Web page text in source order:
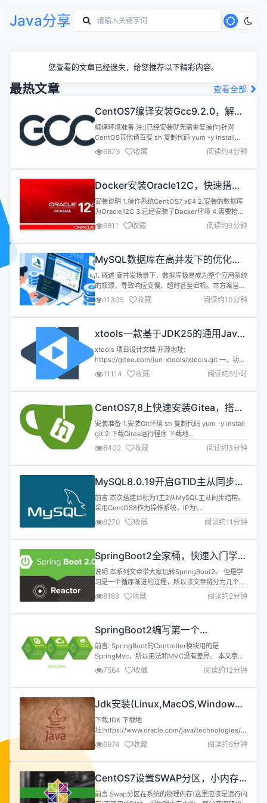
Java分享
您查看的文章已经迷失，给您推荐以下精彩内容。
最热文章 查看全部
CentOS7编译安装Gcc9.2.0，解决
mysql等软件编译问题
编译环境准备 注:(已经安装就无需重复操作)针对
CentOS其他请百度 sh 复制代码 yum -y install
bzip2 make gcc gcc-c++ 编译安装 1.下载源码
[gcc-9.2.0.tar.gz] 下载地
址:https://mirrors.cnnic.cn/gnu/gcc 2.解压到目录
6873 收藏 阅读约4分钟
Docker安装Oracle12C，快速搭建
Oracle学习环境
安装说明 1.操作系统CentOS7_x64 2.安装的数据库
为Oracle12C 3.已经安装了Docker环境 4.需要检查
是否有swap分区，如果没有请设置 安装 1.Docker安
装 镜像准备 sh 复制代码 docker pull
sath89/oracle-12c 启动镜像 sh 复制代码 docker
6811 收藏 阅读约3分钟
MySQL数据库在高并发下的优化方
案
1. 概述 高并发场景下，数据库极易成为整个应用系统
的瓶颈，导致响应变慢、超时甚至宕机。本方案旨在
从多个层面（SQL、数据库配置、架构、硬件等）提
供优化策略，以提升 MySQL 在高并发环境下的性
能、稳定性和扩展性。 2. SQL 语句及索引优化 (最
析所有核心 SQL 的执行计划（EXPLAIN...
11305 收藏 阅读约10分钟
xtools一款基于JDK25的通用Java
工具库
xtools 项目设计文档 开源地址:
https://gitee.com/jun-xtools/xtools.git 一、功能
和用途 1.1 项目概述 xtools（低调大师工具箱）是一
个基于 JDK 25 的 Java 工具库项目，为 Java 应用
开发提供通用的工具方法和基础组件支持。 项目信息
11114 收藏 阅读约5小时
CentOS7,8上快速安装Gitea，搭建
Git服务器
安装准备 1.安装Git环境 sh 复制代码 yum -y install
git 2.下载Gitea运行程序 下载地
址:https://dl.gitea.io/gitea/ 注:下载gitea-[版本
号]-linux-amd64的运行程序 安装 1.将安装包上传至
指定目录 如:/data0/gitea/gitea-linux-amd64 2.重
8402 收藏 阅读约3分钟
MySQL8.0.19开启GTID主从同步
CentOS8
前言 本次搭建目标为1主2从MySQL主从同步结构。
采用CentOS8作为操作系统，IP为\
[10.0.0.211,10.0.0.212,10.0.0.213]。MySQL版本为
8.0.19，端口均采用3306。本文仅讲解主从配置，
因此安装MySQL的方式请参考安装文档。 GTID模式
增加...
8270 收藏 阅读约11分钟
SpringBoot2全家桶，快速入门学习
开发网站教程
说明 本系列文章带大家玩转SpringBoot2。 但是学
习是一个循序渐进的过程，所以该文章将分为几个小
章节讲述。 并且在学习SpringBoot之前需要一定的
基础知识 SpringMVC、Spring、MyBatis基础知识
Maven MySQL、Redis 本文章代码建立的环境基础
步环境 开发环境 名称...
8189 收藏 阅读约2分钟
SpringBoot2编写第一个
Controller，响应你的http请求并返
回结果
前言: SpringBoot的Controller模块用的是
SpringMvc，所以用法和MVC没有差异。 本文章主
要讲解 1.如何接收一个请求 2.如何获取请求的参数
3.常用的两种返回值JSONObject和
ModelAndView 4.GET请求和POST请求 5.获取路
HttpServletRespo...
7564 收藏 阅读约12分钟
Jdk安装(Linux,MacOS,Windows),
包含三大操作系统的最全安装
下载JDK 下载地
址:https://www.oracle.com/java/technologies/javase-
downloads.html 注意:依据自己的操作系统下载对
应的JDK版本 Linux: jdk-17_linux-x64_bin.tar.gz
173.30 MB MacOS: jdk-17_macos-x64_bin.tar.gz
6974 收藏 阅读约6分钟
CentOS7设置SWAP分区，小内存
服务器的救世主
前言 Swap分区在系统的物理内存(这里应该是运行内